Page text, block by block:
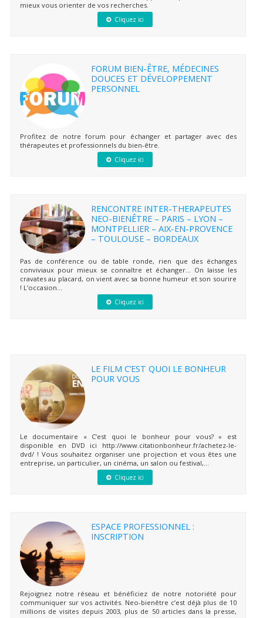
mieux vous orienter de vos recherches.
Cliquez ici
FORUM BIEN-ÊTRE, MÉDECINES
DOUCES ET DÉVELOPPEMENT
PERSONNEL
Profitez de notre forum pour échanger et partager avec des
thérapeutes et professionnels du bien-être.
Cliquez ici
RENCONTRE INTER-THERAPEUTES
NEO-BIENÊTRE – PARIS – LYON –
MONTPELLIER – AIX-EN-PROVENCE
– TOULOUSE – BORDEAUX
Pas de conférence ou de table ronde, rien que des échanges
conviviaux pour mieux se connaître et échanger… On laisse les
cravates au placard, on vient avec sa bonne humeur et son sourire
! L’occasion...
Cliquez ici
LE FILM C’EST QUOI LE BONHEUR
POUR VOUS
Le documentaire « C’est quoi le bonheur pour vous? » est
disponible en DVD ici http://www.citationbonheur.fr/achetez-le-
dvd/ ! Vous souhaitez organiser une projection et vous êtes une
entreprise, un particulier, un cinéma, un salon ou festival,...
Cliquez ici
ESPACE PROFESSIONNEL :
INSCRIPTION
Rejoignez notre réseau et bénéficiez de notre notoriété pour
communiquer sur vos activités. Neo-bienêtre c’est déjà plus de 10
millions de visites depuis 2003, plus de 50 articles dans la presse,